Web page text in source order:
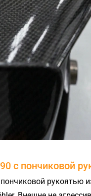
с пончиковой
рукоятью